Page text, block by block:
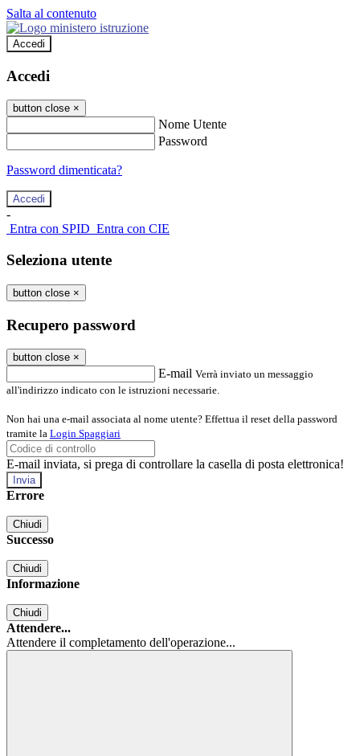
Salta al contenuto
Accedi
Accedi
button close ×
Nome Utente
Password
Password dimenticata?
-
Entra con SPID Entra con CIE
Seleziona utente
button close ×
Recupero password
button close ×
E-mail Verrà inviato un messaggio
all'indirizzo indicato con le istruzioni necessarie.
Non hai una e-mail associata al nome utente? Effettua il reset della password
tramite la Login Spaggiari
E-mail inviata, si prega di controllare la casella di posta elettronica!
Errore
Chiudi
Successo
Chiudi
Informazione
Chiudi
Attendere...
Attendere il completamento dell'operazione...